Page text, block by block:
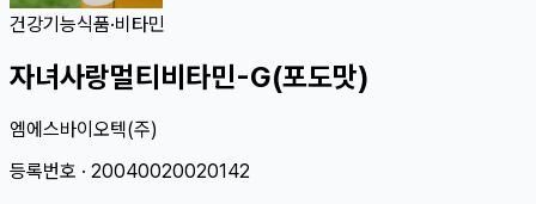
건강기능식품·비타민
자녀사랑멀티비타민-G(포도맛)
엠에스바이오텍(주)
등록번호 · 20040020020142